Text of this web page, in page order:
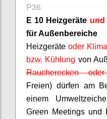
P36
E 10 Heizgeräte und
für Außenbereiche
Heizgeräte oder
bzw. Kühlung von
Raucherecken
Freien) dürfen am
einem
Green Meetings und